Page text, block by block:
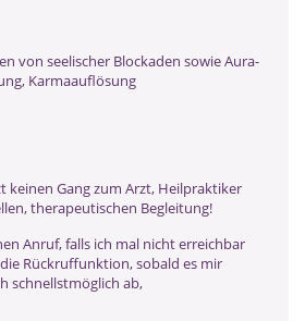
von seelischer Blockaden sowie Aura-
Karmaauflösung
keinen Gang zum Arzt, Heilpraktiker
therapeutischen Begleitung!
Anruf, falls ich mal nicht erreichbar
Rückruffunktion, sobald es mir
schnellstmöglich ab,